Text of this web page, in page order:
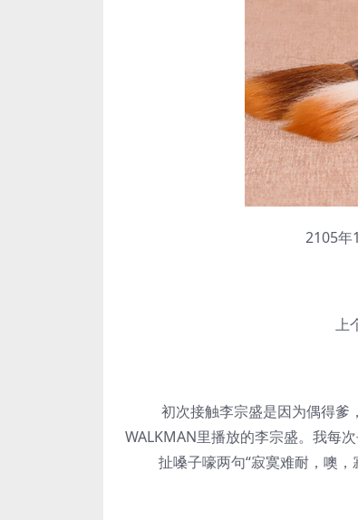
2105年1
上个
初次接触李宗盛是因为偶得爹
WALKMAN里播放的李宗盛。我每
扯嗓子嚎两句“寂寞难耐，噢